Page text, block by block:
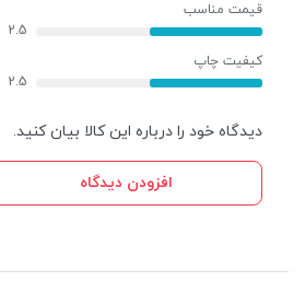
قیمت مناسب
2.5
کیفیت چاپ
2.5
دیدگاه خود را درباره این کالا بیان کنید.
افزودن دیدگاه